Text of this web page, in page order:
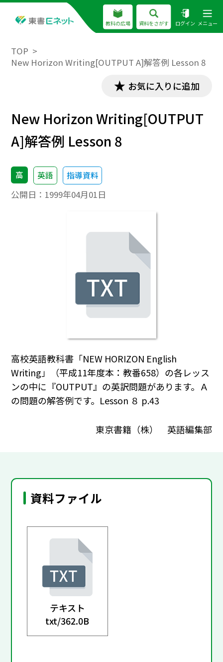
教科の広場 資料をさがす ログイン メニュー
TOP
New Horizon Writing[OUTPUT A]解答例 Lesson 8
お気に入りに追加
New Horizon Writing[OUTPUT
A]解答例 Lesson 8
高 英語 指導資料
公開日： 1999年04月01日
高校英語教科書「NEW HORIZON English
Writing」（平成11年度本：教番658）の各レッス
ンの中に『OUTPUT』の英訳問題があります。Ａ
の問題の解答例です。Lesson ８ p.43
東京書籍（株） 英語編集部
資料ファイル
テキスト
txt/362.0B